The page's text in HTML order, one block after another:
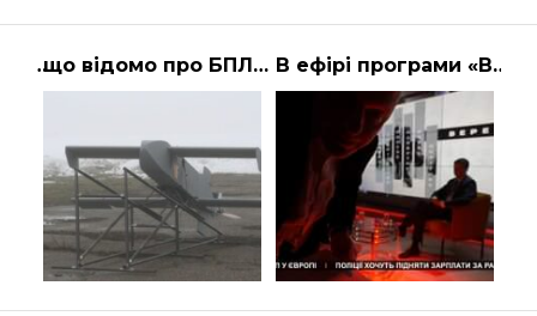
Карта распространения коронавируса в мире: Онлайн | Алиби що відомо про БПЛА — ТСН, новини 1+1 — Україна В ефірі програми «Вересень» на телеканалі Апостроф-TV